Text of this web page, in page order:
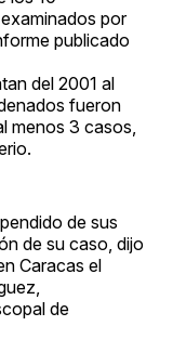
por
publicado
del 2001 al
fueron
menos 3 casos,
de sus
de su caso, dijo
Caracas el
de